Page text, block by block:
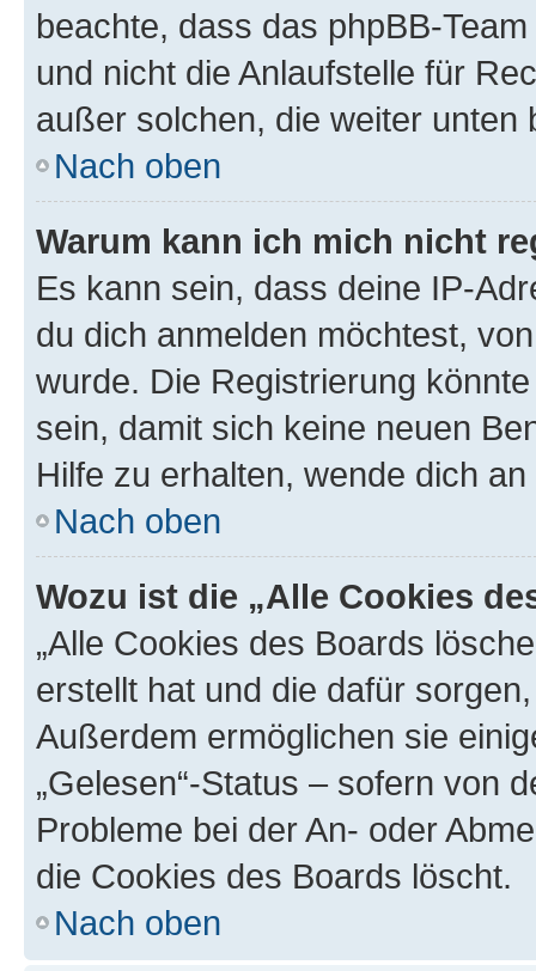
beachte, dass das phpBB-
und nicht die Anlaufstelle für
außer solchen, die weiter unten
Nach oben
Warum kann ich mich nicht
Es kann sein, dass deine IP-
du dich anmelden möchtest,
wurde. Die Registrierung
sein, damit sich keine neuen
Hilfe zu erhalten, wende dich
Nach oben
Wozu ist die „Alle Cookies
„Alle Cookies des Boards
erstellt hat und die dafür
Außerdem ermöglichen sie
„Gelesen“-Status – sofern von
Probleme bei der An- oder
die Cookies des Boards löscht.
Nach oben